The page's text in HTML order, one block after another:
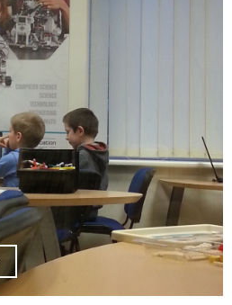
ROBOTIKOS AKADEMIJA